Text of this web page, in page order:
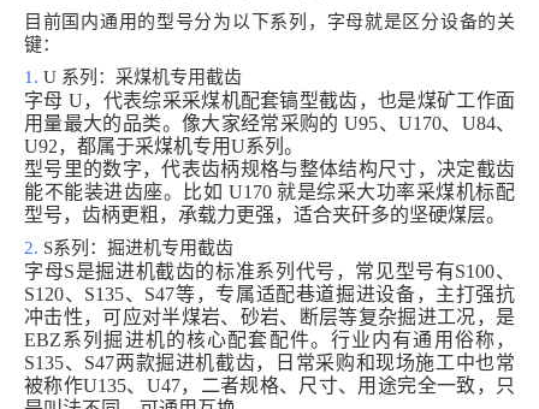
目前国内通用的型号分为以下系列，字母就是区分设备的关
键：
1. U 系列：采煤机专用截齿
字母 U，代表综采采煤机配套镐型截齿，也是煤矿工作面
用量最大的品类。像大家经常采购的 U95、U170、U84、
U92，都属于采煤机专用U系列。
型号里的数字，代表齿柄规格与整体结构尺寸，决定截齿
能不能装进齿座。比如 U170 就是综采大功率采煤机标配
型号，齿柄更粗，承载力更强，适合夹矸多的坚硬煤层。
2. S系列：掘进机专用截齿
字母S是掘进机截齿的标准系列代号，常见型号有S100、
S120、S135、S47等，专属适配巷道掘进设备，主打强抗
冲击性，可应对半煤岩、砂岩、断层等复杂掘进工况，是
EBZ系列掘进机的核心配套配件。行业内有通用俗称，
S135、S47两款掘进机截齿，日常采购和现场施工中也常
被称作U135、U47，二者规格、尺寸、用途完全一致，只